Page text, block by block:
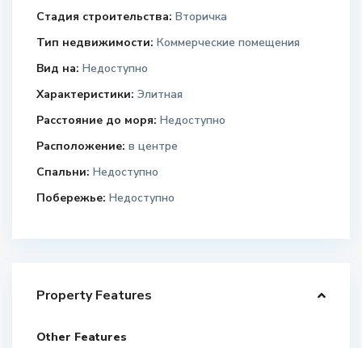
Стадия строительства: Вторичка
Тип недвижимости: Коммерческие помещения
Вид на: Недоступно
Характеристики: Элитная
Расстояние до моря: Недоступно
Расположение: в центре
Спальни: Недоступно
Побережье: Недоступно
Property Features
Other Features